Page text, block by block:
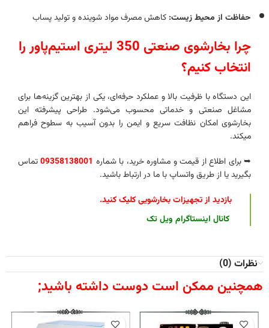
حفاظت از محیط زیست: کاهش مصرف مواد شوینده و تولید پساب
چرا بخارشوی صنعتی 350 لیتری استیم‌پاور را
انتخاب کنیم؟
این دستگاه با ظرفیت بالا و عملکرد حرفه‌ای، یکی از بهترین گزینه‌ها برای
مشاغل صنعتی و خدماتی محسوب می‌شود. طراحی پیشرفته این
بخارشوی امکان نظافت سریع و ایمن را بدون آسیب به سطوح فراهم
میکند.
➥ برای اطلاع از قیمت و مشاوره خرید، با شماره 09358138001 تماس
بگیرید یا از طریق واتساپ با ما در ارتباط باشید.
بازدید از تجهیزات بخارشویی کلیک کنید.
کانال اینستاگرام ویل تک
نظرات (0)
همچنین ممکن است دوست داشته باشید;